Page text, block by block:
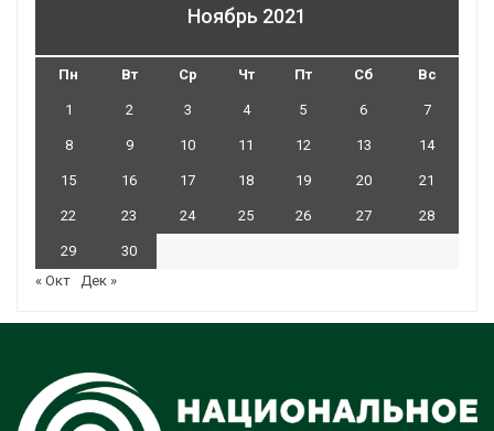
Ноябрь 2021
Пн Вт Ср Чт Пт Сб Вс
1 2 3 4 5 6 7
8 9 10 11 12 13 14
15 16 17 18 19 20 21
22 23 24 25 26 27 28
29
30
« Окт Дек »